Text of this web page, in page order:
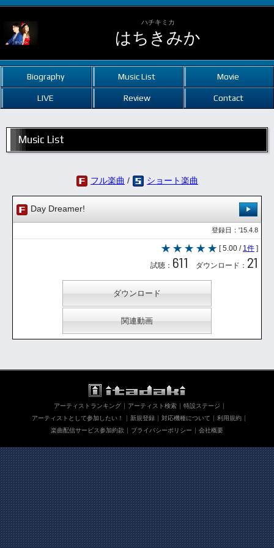
ハチキミカ
はちきみか
Biography Music List Movie
LIVE Review Contact
Music List
フル楽曲 / ショート楽曲
Day Dreamer!
登録日：'15.4.8
[ 5.00 / 1件 ]
試聴： 611 ダウンロード： 21
ダウンロード
関連動画
アーティストランキング アーティスト検索
特設ステージ
アーティストとして参加したい！
新規登録 対応機種について
利用規約
楽曲配信サービス参加約款
プライバシーポリシー 会社概要